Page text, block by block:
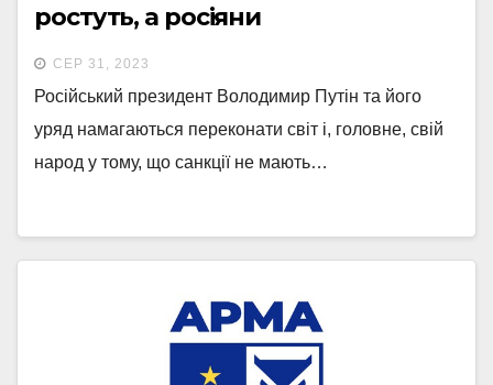
ростуть, а росіяни
економлять. Але цього
недостатньо. Що може дійсно
вдарити по економіці РФ –
аналізував WP
СЕР 31, 2023
Російський президент Володимир Путін та його
уряд намагаються переконати світ і, головне, свій
народ у тому, що санкції не мають…